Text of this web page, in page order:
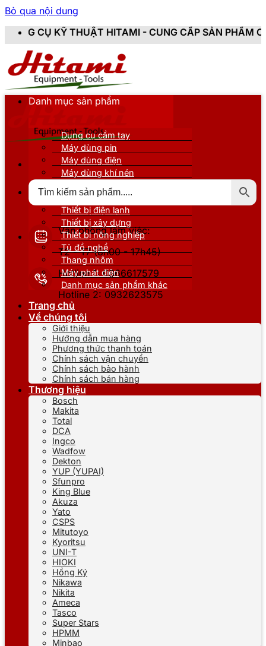
Bỏ qua nội dung
HITAMI - CUNG CẤP SẢN PHẨM CHÍNH HÃNG,
Văn phòng làm việc:
T2 - T7 (8h00 - 17h45)
Hotline 1: 0866617579
Hotline 2: 0932623575
Danh mục sản phẩm
Dụng cụ cầm tay
Máy dùng pin
Máy dùng điện
Máy dùng khí nén
Thiết bị nâng đỡ
Thiết bị điện lạnh
Thiết bị xây dựng
Thiết bị nông nghiệp
Tủ đồ nghề
Thang nhôm
Máy phát điện
Danh mục sản phẩm khác
Trang chủ
Về chúng tôi
Giới thiệu
Hướng dẫn mua hàng
Phương thức thanh toán
Chính sách vận chuyển
Chính sách bảo hành
Chính sách bán hàng
Thương hiệu
Bosch
Makita
Total
DCA
Ingco
Wadfow
Dekton
YUP (YUPAI)
Sfunpro
King Blue
Akuza
Yato
CSPS
Mitutoyo
Kyoritsu
UNI-T
HIOKI
Hồng Ký
Nikawa
Nikita
Ameca
Tasco
Super Stars
HPMM
Minbao